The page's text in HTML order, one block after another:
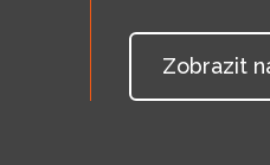
Zobrazit